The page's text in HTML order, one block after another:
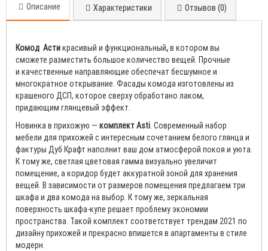
Описание Характеристики Отзывов (0)
Комод Астикрасивый и функциональный,в котором вы
сможете разместить большое количество вещей. Прочные
и качественные направляющие обеспечат бесшумное и
многократное открывание. Фасады комода изготовлены из
крашеного ДСП, которое сверху обработано лаком,
придающим глянцевый эффект.
Новинка в прихожую — комплект Asti . Современный набор
мебели для прихожей с интересным сочетанием белого глянца и
фактуры Дуб Крафт наполнит ваш дом атмосферой покоя и уюта.
К тому же, светлая цветовая гамма визуально увеличит
помещение, а коридор будет аккуратной зоной для хранения
вещей. В зависимости от размеров помещения предлагаем три
шкафа и два комода на выбор. К тому же, зеркальная
поверхность шкафа-купе решает проблему экономии
пространства. Такой комплект соответствует трендам 2021 по
дизайну прихожей и прекрасно впишется в апартаменты в стиле
модерн.